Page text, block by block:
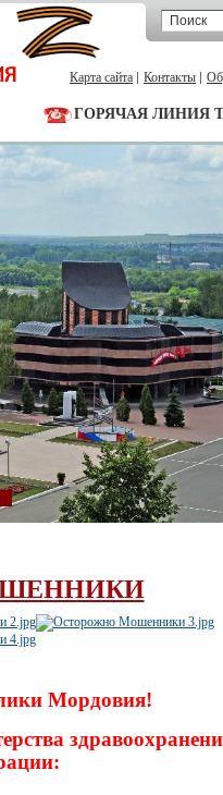
Карта сайта Контакты
ГОРЯЧАЯ ЛИНИЯ
Мордовия!